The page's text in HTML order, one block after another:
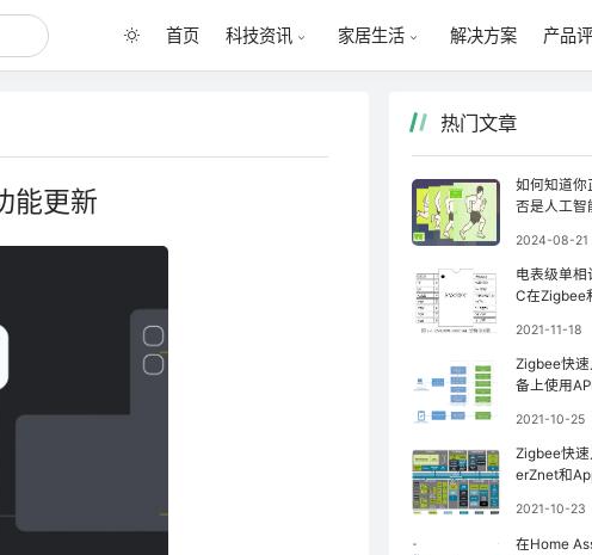
首页 科技资讯 家居生活 解决方案 产品
能更新
热门文章
如何知道你
否是人工智
2024-08-21
电表级单相
C在Zigbee
2021-11-18
Zigbee快速
备上使用
2021-10-25
Zigbee快速
erZnet和
2021-10-23
在Home